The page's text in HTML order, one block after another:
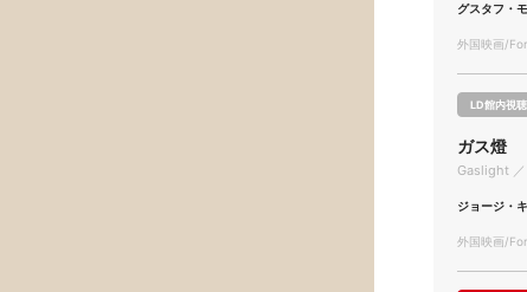
グスタフ・
外国映画/
LD館内視
ガス燈
Gaslight
ジョージ・
外国映画/